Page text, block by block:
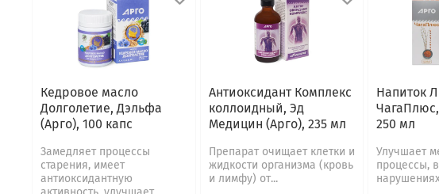
Кедровое масло
Долголетие, Дэльфа
(Арго), 100 капс
Замедляет процессы
старения, имеет
антиоксидантную
Антиоксидант Комплекс
коллоидный, Эд
Медицин (Арго), 235 мл
Препарат очищает клетки и
жидкости организма (кровь
и лимфу) от...
Напиток
250 мл
Улучшает
процессы,